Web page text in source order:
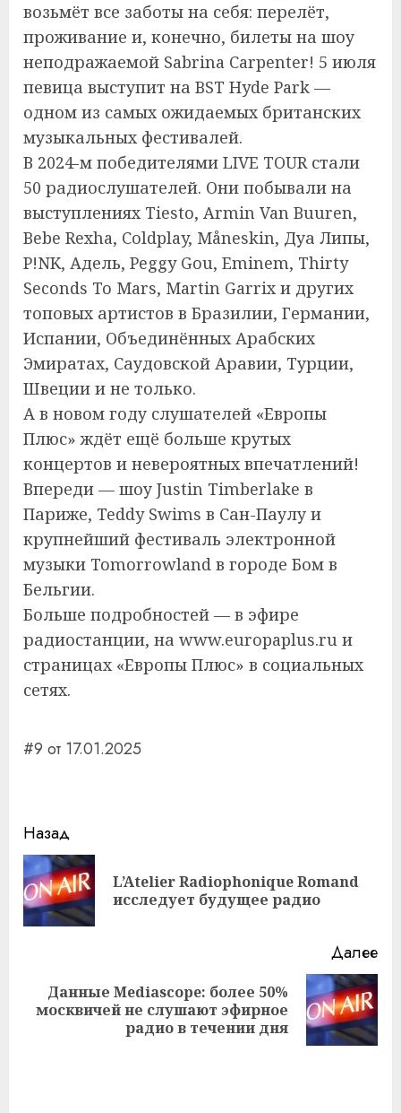
возьмёт все заботы на себя: перелёт,
проживание и, конечно, билеты на шоу
неподражаемой Sabrina Carpenter! 5 июля
певица выступит на BST Hyde Park —
одном из самых ожидаемых британских
музыкальных фестивалей.
В 2024-м победителями LIVE TOUR стали
50 радиослушателей. Они побывали на
выступлениях Tiesto, Armin Van Buuren,
Bebe Rexha, Coldplay, Måneskin, Дуа Липы,
P!NK, Адель, Peggy Gou, Eminem, Thirty
Seconds To Mars, Martin Garrix и других
топовых артистов в Бразилии, Германии,
Испании, Объединённых Арабских
Эмиратах, Саудовской Аравии, Турции,
Швеции и не только.
А в новом году слушателей «Европы
Плюс» ждёт ещё больше крутых
концертов и невероятных впечатлений!
Впереди — шоу Justin Timberlake в
Париже, Teddy Swims в Сан-Паулу и
крупнейший фестиваль электронной
музыки Tomorrowland в городе Бом в
Бельгии.
Больше подробностей — в эфире
радиостанции, на www.europaplus.ru и
страницах «Европы Плюс» в социальных
сетях.
#9 от 17.01.2025
Навигация
записи
Назад
L’Atelier Radiophonique Romand
исследует будущее радио
Далее
Следующая
Данные Mediascope: более 50%
москвичей не слушают эфирное
радио в течении дня